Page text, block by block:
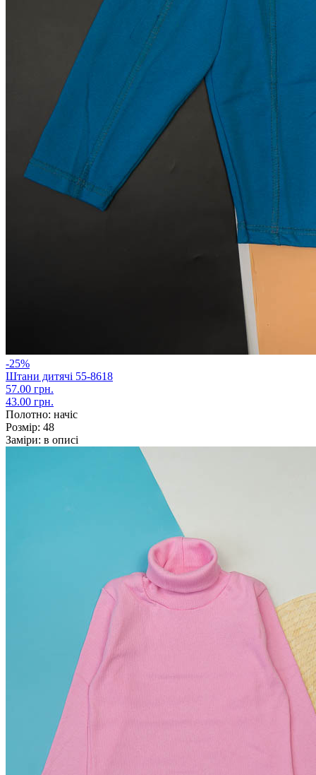
-25%
Штани дитячі 55-8618
57.00 грн.
43.00 грн.
Полотно: начіс
Розмір: 48
Заміри: в описі